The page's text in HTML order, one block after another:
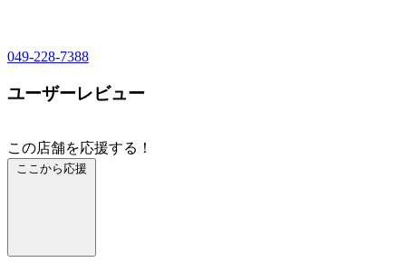
049-228-7388
ユーザーレビュー
この店舗を応援する！
ここから応援